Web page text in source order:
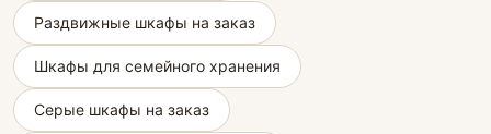
Раздвижные шкафы на заказ
Шкафы для семейного хранения
Серые шкафы на заказ